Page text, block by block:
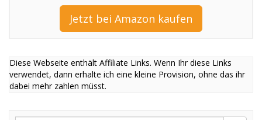
Jetzt bei Amazon kaufen
Diese Webseite enthält Affiliate Links. Wenn Ihr diese Links
verwendet, dann erhalte ich eine kleine Provision, ohne das ihr
dabei mehr zahlen müsst.